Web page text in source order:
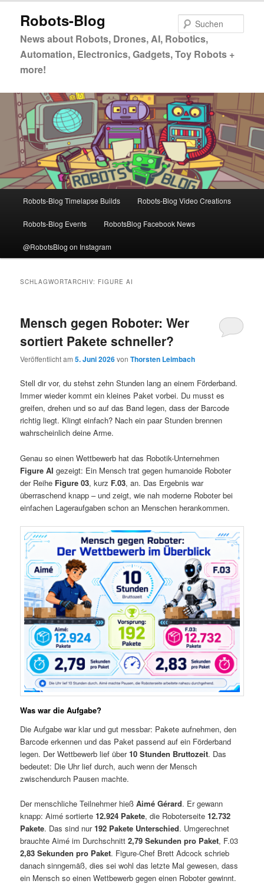
primären
springen
sekundären
springen
Robots-Blog
News about Robots, Drones, AI, Robotics,
Automation, Electronics, Gadgets, Toy Robots +
more!
Robots-Blog Timelapse Builds Robots-Blog Video Creations
Robots-Blog Events RobotsBlog Facebook News
@RobotsBlog on Instagram
SCHLAGWORTARCHIV: FIGURE AI
Mensch gegen Roboter: Wer
sortiert Pakete schneller?
Veröffentlicht am5. Juni 2026vonThorsten Leimbach
Stell dir vor, du stehst zehn Stunden lang an einem Förderband.
Immer wieder kommt ein kleines Paket vorbei. Du musst es
greifen, drehen und so auf das Band legen, dass der Barcode
richtig liegt. Klingt einfach? Nach ein paar Stunden brennen
wahrscheinlich deine Arme.
Genau so einen Wettbewerb hat das Robotik-Unternehmen
Figure AI gezeigt: Ein Mensch trat gegen humanoide Roboter
der Reihe Figure 03, kurz F.03, an. Das Ergebnis war
überraschend knapp – und zeigt, wie nah moderne Roboter bei
einfachen Lageraufgaben schon an Menschen herankommen.
Was war die Aufgabe?
Die Aufgabe war klar und gut messbar: Pakete aufnehmen, den
Barcode erkennen und das Paket passend auf ein Förderband
legen. Der Wettbewerb lief über10 Stunden Bruttozeit. Das
bedeutet: Die Uhr lief durch, auch wenn der Mensch
zwischendurch Pausen machte.
Der menschliche Teilnehmer hießAimé Gérard. Er gewann
knapp: Aimé sortierte12.924 Pakete, die Roboterseite12.732
Pakete. Das sind nur192 Pakete Unterschied. Umgerechnet
brauchte Aimé im Durchschnitt2,79 Sekunden pro Paket, F.03
2,83 Sekunden pro Paket. Figure-Chef Brett Adcock schrieb
danach sinngemäß, dies sei wohl das letzte Mal gewesen, dass
ein Mensch so einen Wettbewerb gegen einen Roboter gewinnt.